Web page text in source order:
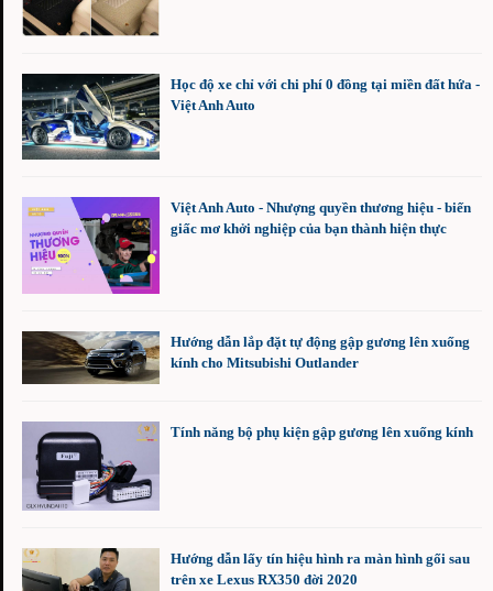
Học độ xe chỉ với chi phí 0 đồng tại miền đất hứa -
Việt Anh Auto
Việt Anh Auto - Nhượng quyền thương hiệu - biến
giấc mơ khởi nghiệp của bạn thành hiện thực
Hướng dẫn lắp đặt tự động gập gương lên xuống
kính cho Mitsubishi Outlander
Tính năng bộ phụ kiện gập gương lên xuống kính
Hướng dẫn lấy tín hiệu hình ra màn hình gối sau
trên xe Lexus RX350 đời 2020